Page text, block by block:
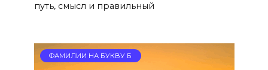
путь, смысл и правильный
ФАМИЛИИ НА БУКВУ Б